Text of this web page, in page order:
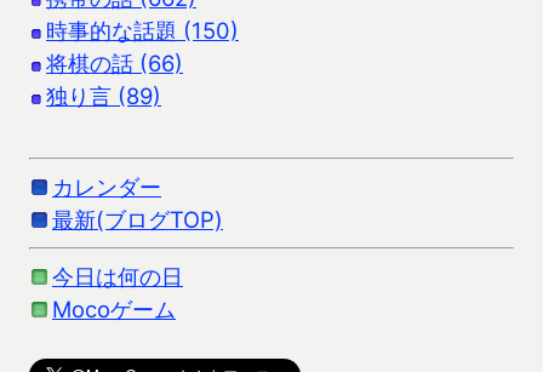
時事的な話題 (150)
将棋の話 (66)
独り言 (89)
カレンダー
最新(ブログTOP)
今日は何の日
Mocoゲーム